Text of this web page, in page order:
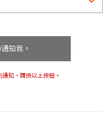
知我。
知，請按以上按鈕。